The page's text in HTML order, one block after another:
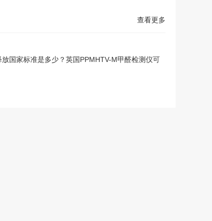
查看更多
国家标准是多少？英国PPMHTV-M甲醛检测仪可